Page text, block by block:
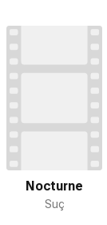
Nocturne
Suç